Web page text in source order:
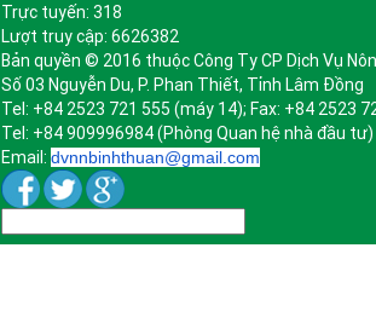
Trực tuyến: 318
Lượt truy cập: 6626382
Bản quyền © 2016 thuộc Công Ty CP Dịch Vụ
Số 03 Nguyễn Du, P. Phan Thiết, Tỉnh Lâm Đồng
Tel: +84 2523 721 555 (máy 14); Fax: +84 2523
Tel: +84 909996984 (Phòng Quan hệ nhà đầu tư)
Email: dvnnbinhthuan@gmail.com